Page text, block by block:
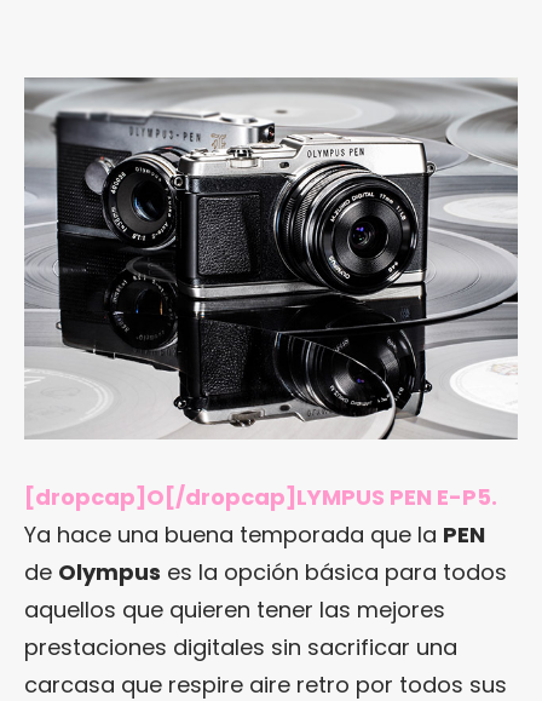
[dropcap]O[/dropcap]LYMPUS PEN E-P5.
Ya hace una buena temporada que la PEN
de Olympus es la opción básica para todos
aquellos que quieren tener las mejores
prestaciones digitales sin sacrificar una
carcasa que respire aire retro por todos sus